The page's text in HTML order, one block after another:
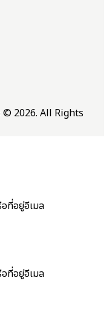
2026. All Rights
ที่อยู่อีเมล
ที่อยู่อีเมล